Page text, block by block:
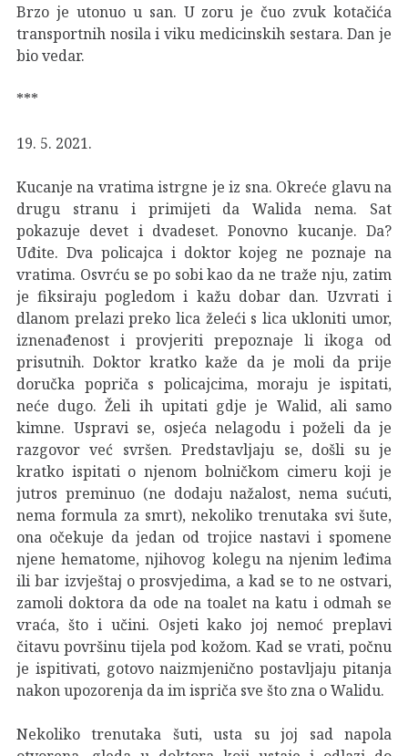
Brzo je utonuo u san. U zoru je čuo zvuk kotačića
transportnih nosila i viku medicinskih sestara. Dan je
bio vedar.
***
19. 5. 2021.
Kucanje na vratima istrgne je iz sna. Okreće glavu na
drugu stranu i primijeti da Walida nema. Sat
pokazuje devet i dvadeset. Ponovno kucanje. Da?
Uđite. Dva policajca i doktor kojeg ne poznaje na
vratima. Osvrću se po sobi kao da ne traže nju, zatim
je fiksiraju pogledom i kažu dobar dan. Uzvrati i
dlanom prelazi preko lica želeći s lica ukloniti umor,
iznenađenost i provjeriti prepoznaje li ikoga od
prisutnih. Doktor kratko kaže da je moli da prije
doručka popriča s policajcima, moraju je ispitati,
neće dugo. Želi ih upitati gdje je Walid, ali samo
kimne. Uspravi se, osjeća nelagodu i poželi da je
razgovor već svršen. Predstavljaju se, došli su je
kratko ispitati o njenom bolničkom cimeru koji je
jutros preminuo (ne dodaju nažalost, nema sućuti,
nema formula za smrt), nekoliko trenutaka svi šute,
ona očekuje da jedan od trojice nastavi i spomene
njene hematome, njihovog kolegu na njenim leđima
ili bar izvještaj o prosvjedima, a kad se to ne ostvari,
zamoli doktora da ode na toalet na katu i odmah se
vraća, što i učini. Osjeti kako joj nemoć preplavi
čitavu površinu tijela pod kožom. Kad se vrati, počnu
je ispitivati, gotovo naizmjenično postavljaju pitanja
nakon upozorenja da im ispriča sve što zna o Walidu.
Nekoliko trenutaka šuti, usta su joj sad napola